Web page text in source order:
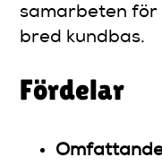
samarbeten för
bred kundbas.
Fördelar